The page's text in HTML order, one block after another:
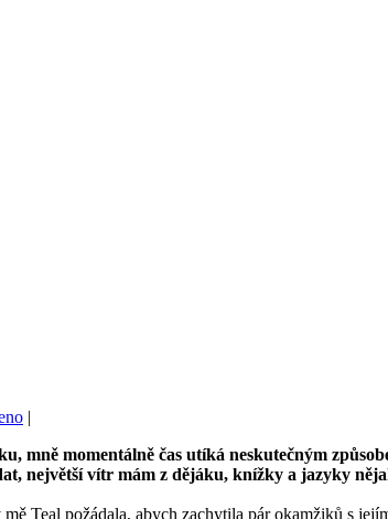
|
mně momentálně čas utíká neskutečným
největší vítr mám z dějáku, knížky a jazyky
Teal požádala, abych zachytila pár okamžiků s